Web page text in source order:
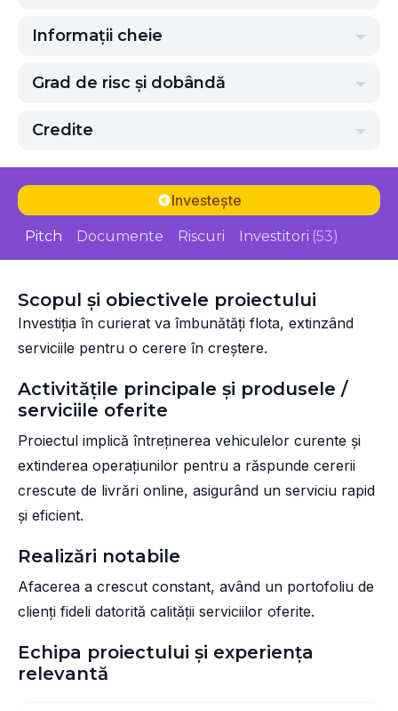
Informații cheie
Grad de risc și dobândă
Credite
Pitch Documente Riscuri Investitori (53)
Investește
Scopul și obiectivele proiectului
Investiția în curierat va îmbunătăți flota, extinzând
serviciile pentru o cerere în creștere.
Activitățile principale și produsele /
serviciile oferite
Proiectul implică întreținerea vehiculelor curente și
extinderea operațiunilor pentru a răspunde cererii
crescute de livrări online, asigurând un serviciu rapid
și eficient.
Realizări notabile
Afacerea a crescut constant, având un portofoliu de
clienți fideli datorită calității serviciilor oferite.
Echipa proiectului și experiența
relevantă